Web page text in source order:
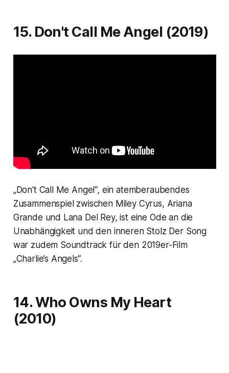
15. Don't Call Me Angel (2019)
„Don't Call Me Angel“, ein atemberaubendes
Zusammenspiel zwischen Miley Cyrus, Ariana
Grande und Lana Del Rey, ist eine Ode an die
Unabhängigkeit und den inneren Stolz Der Song
war zudem Soundtrack für den 2019er-Film
„Charlie’s Angels“.
14. Who Owns My Heart
(2010)